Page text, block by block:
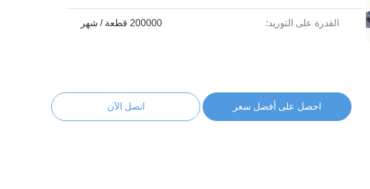
القدرة على التوريد: 200000 قطعة / شهر
احصل على أفضل سعر اتصل الآن